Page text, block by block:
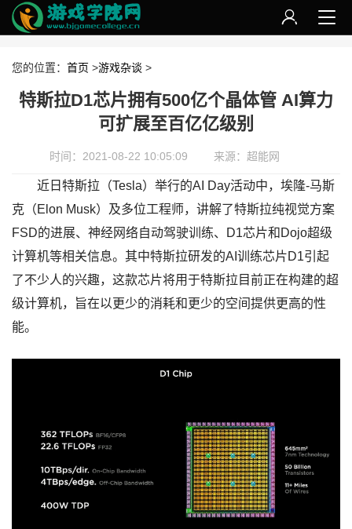
您的位置： 首页 >游戏杂谈 >
特斯拉D1芯片拥有500亿个晶体管 AI算力
可扩展至百亿亿级别
时间：2021-08-22 10:05:09 来源：超能网
近日特斯拉（Tesla）举行的AI Day活动中，埃隆-马斯
克（Elon Musk）及多位工程师，讲解了特斯拉纯视觉方案
FSD的进展、神经网络自动驾驶训练、D1芯片和Dojo超级
计算机等相关信息。其中特斯拉研发的AI训练芯片D1引起
了不少人的兴趣，这款芯片将用于特斯拉目前正在构建的超
级计算机，旨在以更少的消耗和更少的空间提供更高的性
能。